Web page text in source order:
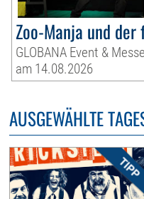
Zoo-Manja und
GLOBANA Event &
am 14.08.2026
AUSGEWÄHLTE